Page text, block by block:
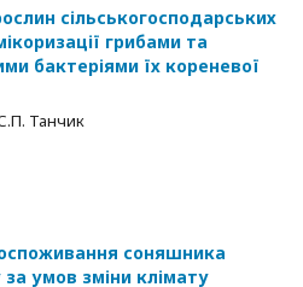
сільськогосподарських
грибами та
бактеріями їх кореневої
Танчик
соняшника
умов зміни клімату